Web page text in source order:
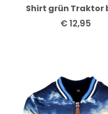
Shirt grün Traktor
€12,95